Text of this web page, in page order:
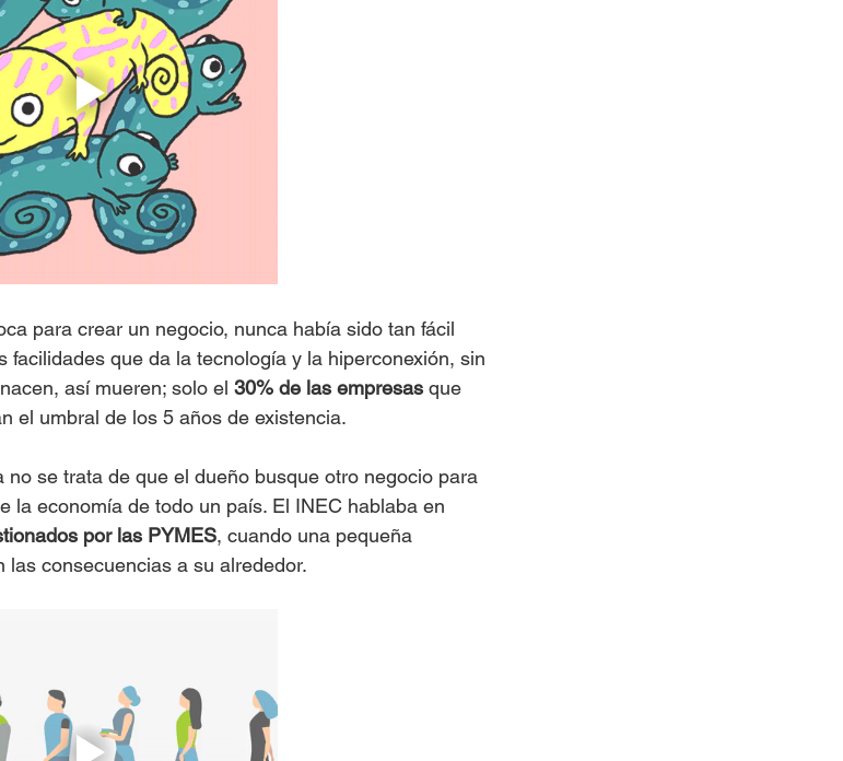
para crear un negocio, nunca había sido tan fácil
facilidades que da la tecnología y la hiperconexión, sin
así mueren; solo el 30% de las empresas que
el umbral de los 5 años de existencia.
se trata de que el dueño busque otro negocio para
la economía de todo un país. El INEC hablaba en
por las PYMES, cuando una pequeña
consecuencias a su alrededor.